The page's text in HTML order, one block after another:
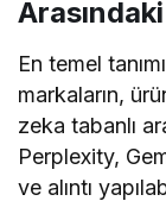
En temel
markaların,
zeka tabanlı
Perplexity,
ve alıntı